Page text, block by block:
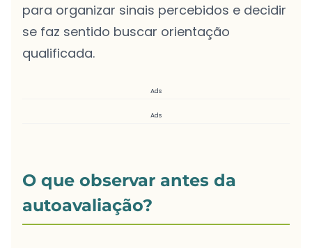
para organizar sinais percebidos e decidir
se faz sentido buscar orientação
qualificada.
Ads
Ads
O que observar antes da
autoavaliação?